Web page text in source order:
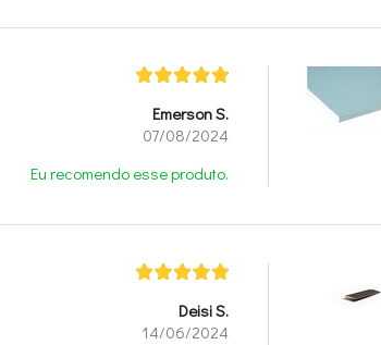
Emerson S.
07/08/2024
Eu recomendo esse produto.
Deisi S.
14/06/2024